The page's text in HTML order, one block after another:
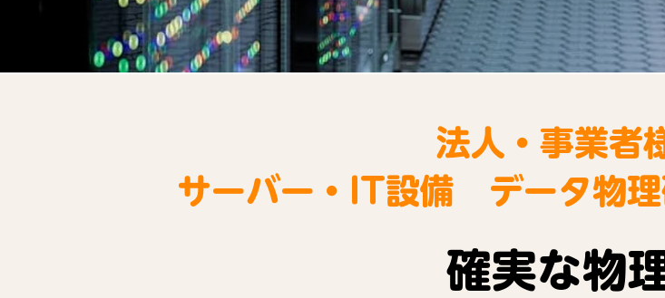
法人・事業者
サーバー・IT設備 データ物理
確実な物